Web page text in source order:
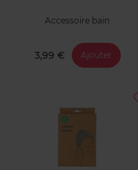
Accessoire bain
3,99 € Ajouter